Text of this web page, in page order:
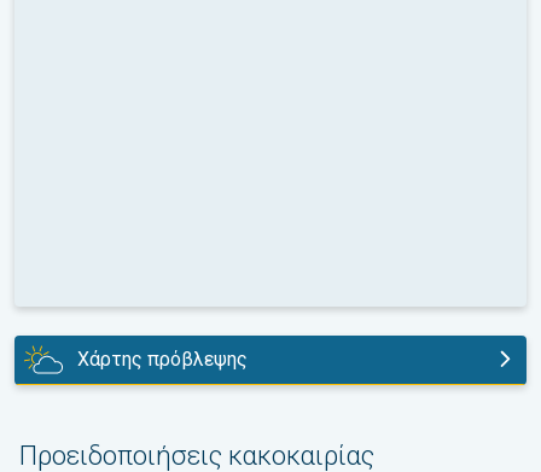
Χάρτης πρόβλεψης
Προειδοποιήσεις κακοκαιρίας